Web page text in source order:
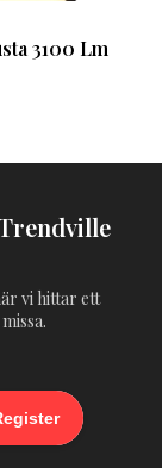
3100 Lm
vi hittar ett